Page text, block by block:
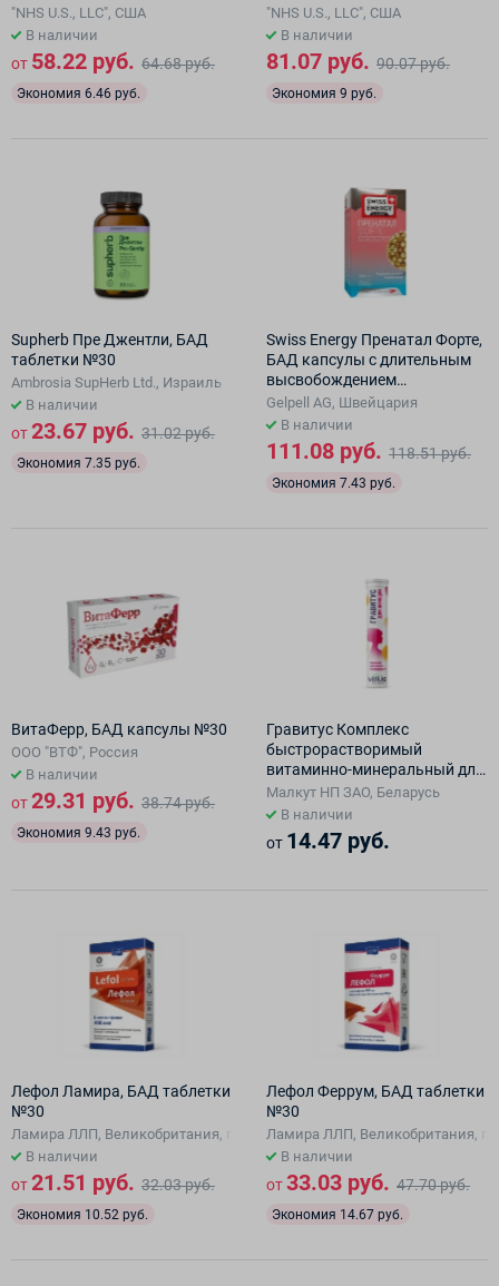
"NHS U.S., LLC", США
В наличии
от 58.22 руб. 64.68 руб.
Экономия 6.46 руб.
"NHS U.S., LLC", США
В наличии
81.07 руб. 90.07 руб.
Экономия 9 руб.
Supherb Пре Джентли, БАД
таблетки №30
Ambrosia SupHerb Ltd., Израиль
В наличии
от23.67 руб. 31.02 руб.
Экономия 7.35 руб.
Swiss Energy Пренатал Форте,
БАД капсулы с длительным
высвобождением
действующих веществ №60
Gelpell AG, Швейцария
В наличии
111.08 руб. 118.51 руб.
Экономия 7.43 руб.
ВитаФерр, БАД капсулы №30
ООО "ВТФ", Россия
В наличии
от29.31 руб. 38.74 руб.
Экономия 9.43 руб.
Гравитус Комплекс
быстрорастворимый
витаминно-минеральный для
женщин, БАД таблетки №20
Малкут НП ЗАО, Беларусь
В наличии
от 14.47 руб.
Лефол Ламира, БАД таблетки
№30
Ламира ЛЛП, Великобритания, произведено Квест Витаминз Мидл
В наличии
от21.51 руб. 32.03 руб.
Экономия 10.52 руб.
Лефол Феррум, БАД таблетки
№30
Ламира ЛЛП, Великобритания,
В наличии
от33.03 руб. 47.70 руб.
Экономия 14.67 руб.